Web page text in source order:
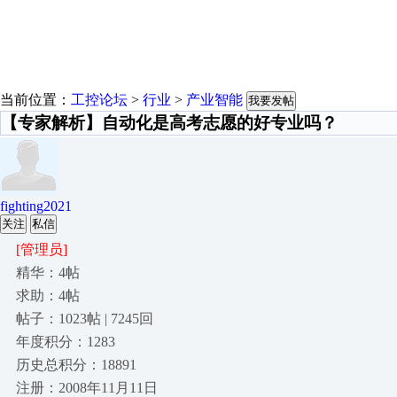
当前位置： 工控论坛 > 行业 > 产业智能 我要发帖
【专家解析】自动化是高考志愿的好专业吗？
fighting2021
关注 私信
[管理员]
精华：4帖
求助：4帖
帖子：1023帖 | 7245回
年度积分：1283
历史总积分：18891
注册：2008年11月11日